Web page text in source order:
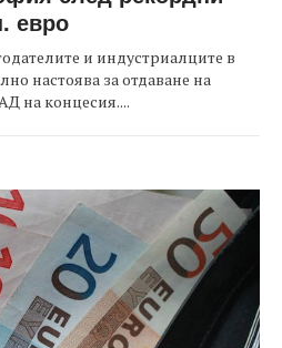
евро
и индустриалците в
настоява за отдаване на
на концесия....